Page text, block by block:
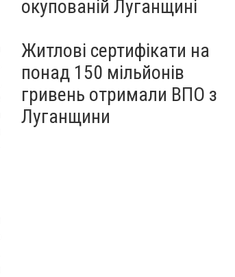
окупованій Луганщині
Житлові сертифікати на
понад 150 мільйонів
гривень отримали ВПО з
Луганщини